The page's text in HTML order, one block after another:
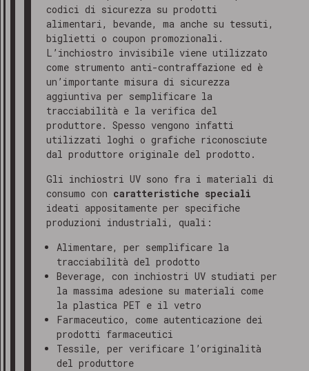
codici di sicurezza su prodotti
alimentari, bevande, ma anche su tessuti,
biglietti o coupon promozionali.
L’inchiostro invisibile viene utilizzato
come strumento anti-contraffazione ed è
un’importante misura di sicurezza
aggiuntiva per semplificare la
tracciabilità e la verifica del
produttore. Spesso vengono infatti
utilizzati loghi o grafiche riconosciute
dal produttore originale del prodotto.
Gli inchiostri UV sono fra i materiali di
consumo con caratteristiche speciali
ideati appositamente per specifiche
produzioni industriali, quali:
Alimentare, per semplificare la
tracciabilità del prodotto
Beverage, con inchiostri UV studiati per
la massima adesione su materiali come
la plastica PET e il vetro
Farmaceutico, come autenticazione dei
prodotti farmaceutici
Tessile, per verificare l’originalità
del produttore